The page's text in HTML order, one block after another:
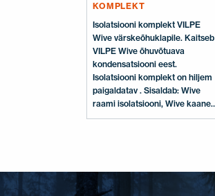
KOMPLEKT
Isolatsiooni komplekt VILPE
Wive värskeõhuklapile. Kaitseb
VILPE Wive õhuvõtuava
kondensatsiooni eest.
Isolatsiooni komplekt on hiljem
paigaldatav . Sisaldab: Wive
raami isolatsiooni, Wive kaane
isolatsiooni.